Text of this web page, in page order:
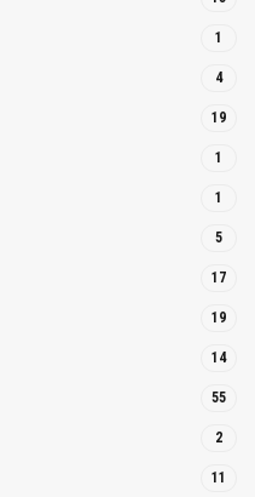
1
4
19
1
1
5
17
19
14
55
2
11